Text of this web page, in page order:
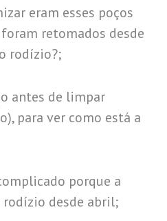
eram esses poços
retomados desde
rodízio?;
antes de limpar
para ver como está a
porque a
desde abril;